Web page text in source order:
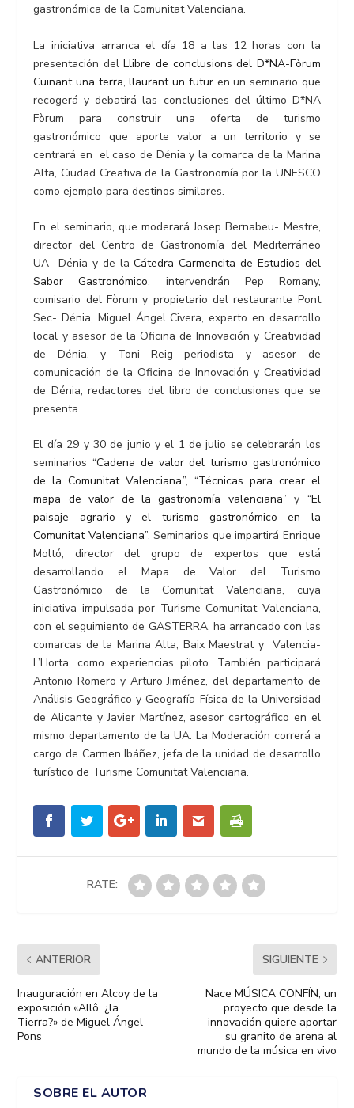
gastronómica de la Comunitat Valenciana.
La iniciativa arranca el día 18 a las 12 horas con la
presentación delLlibre de conclusions del D*NA-Fòrum
Cuinant una terra, llaurant un futuren un seminario que
recogerá y debatirá las conclusiones del último D*NA
Fòrum para construir una oferta de turismo
gastronómico que aporte valor a un territorio y se
centrará en el caso de Dénia y la comarca de la Marina
Alta, Ciudad Creativa de la Gastronomía por la UNESCO
como ejemplo para destinos similares.
En el seminario, que moderará Josep Bernabeu- Mestre,
director del Centro de Gastronomía del Mediterráneo
UA- Dénia y de laCátedra Carmencita de Estudios del
Sabor Gastronómico, intervendrán Pep Romany,
comisario del Fòrum y propietario del restaurante Pont
Sec- Dénia, Miguel Ángel Civera, experto en desarrollo
local y asesor de la Oficina de Innovación y Creatividad
de Dénia, y Toni Reig periodista y asesor de
comunicación de la Oficina de Innovación y Creatividad
de Dénia, redactores del libro de conclusiones que se
presenta.
El día 29 y 30 de junio y el 1 de julio se celebrarán los
seminarios “Cadena de valor del turismo gastronómico
de la Comunitat Valenciana”, “Técnicas para crear el
mapa de valor de la gastronomía valenciana” y “El
paisaje agrario y el turismo gastronómico en la
Comunitat Valenciana”. Seminarios que impartirá Enrique
Moltó, director del grupo de expertos que está
desarrollando el Mapa de Valor del Turismo
Gastronómico de la Comunitat Valenciana, cuya
iniciativa impulsada por Turisme Comunitat Valenciana,
con el seguimiento de GASTERRA, ha arrancado con las
comarcas de la Marina Alta, Baix Maestrat y Valencia-
L’Horta, como experiencias piloto. También participará
Antonio Romero y Arturo Jiménez, del departamento de
Análisis Geográfico y Geografía Física de la Universidad
de Alicante y Javier Martínez, asesor cartográfico en el
mismo departamento de la UA. La Moderación correrá a
cargo de Carmen Ibáñez, jefa de la unidad de desarrollo
turístico de Turisme Comunitat Valenciana.
RATE:
ANTERIOR
Inauguración en Alcoy de la
exposición «Allô, ¿la
Tierra?» de Miguel Ángel
Pons
SIGUIENTE
Nace MÚSICA CONFÍN, un
proyecto que desde la
innovación quiere aportar
su granito de arena al
mundo de la música en vivo
SOBRE EL AUTOR